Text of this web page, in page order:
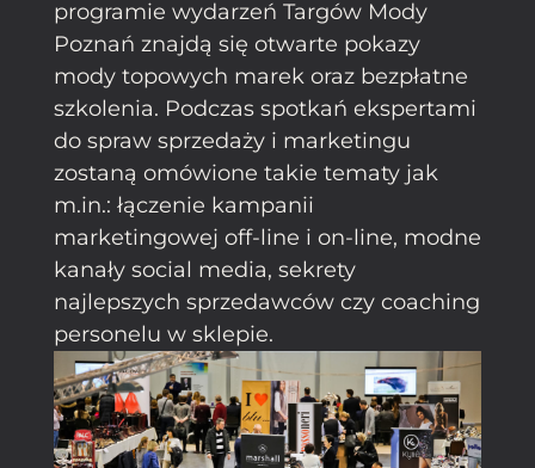
programie wydarzeń Targów Mody
Poznań znajdą się otwarte pokazy
mody topowych marek oraz bezpłatne
szkolenia. Podczas spotkań ekspertami
do spraw sprzedaży i marketingu
zostaną omówione takie tematy jak
m.in.: łączenie kampanii
marketingowej off-line i on-line, modne
kanały social media, sekrety
najlepszych sprzedawców czy coaching
personelu w sklepie.